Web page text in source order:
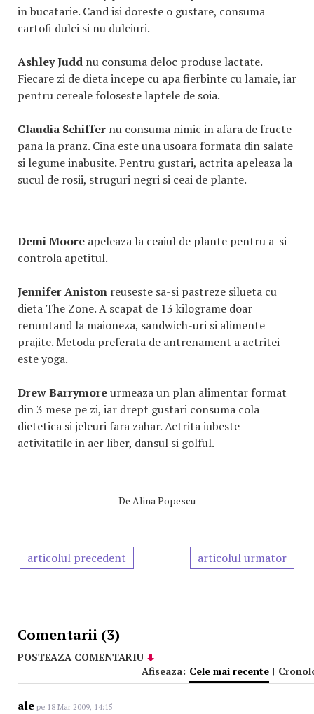
in bucatarie. Cand isi doreste o gustare, consuma
cartofi dulci si nu dulciuri.
Ashley Judd nu consuma deloc produse lactate.
Fiecare zi de dieta incepe cu apa fierbinte cu lamaie, iar
pentru cereale foloseste laptele de soia.
Claudia Schiffer nu consuma nimic in afara de fructe
pana la pranz. Cina este una usoara formata din salate
si legume inabusite. Pentru gustari, actrita apeleaza la
sucul de rosii, struguri negri si ceai de plante.
Demi Moore apeleaza la ceaiul de plante pentru a-si
controla apetitul.
Jennifer Aniston reuseste sa-si pastreze silueta cu
dieta The Zone. A scapat de 13 kilograme doar
renuntand la maioneza, sandwich-uri si alimente
prajite. Metoda preferata de antrenament a actritei
este yoga.
Drew Barrymoreurmeaza un plan alimentar format
din 3 mese pe zi, iar drept gustari consuma cola
dietetica si jeleuri fara zahar. Actrita iubeste
activitatile in aer liber, dansul si golful.
De Alina Popescu
articolul precedent articolul urmator
Comentarii (3)
POSTEAZA COMENTARIU
Afiseaza: Cele mai recente |
ale pe 18 Mar 2009, 14:15